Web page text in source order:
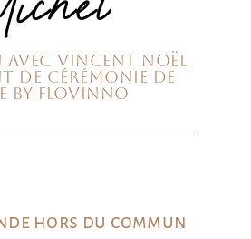
avec Vincent Noël
de Cérémonie de
By Flovinno
hors du commun